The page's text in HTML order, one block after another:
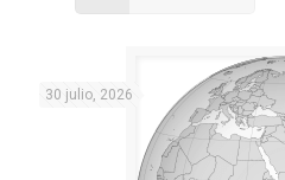
30 julio, 2026